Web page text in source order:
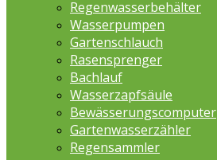
Regenwasserbehälter
Wasserpumpen
Gartenschlauch
Rasensprenger
Bachlauf
Wasserzapfsäule
Bewässerungscomputer
Gartenwasserzähler
Regensammler